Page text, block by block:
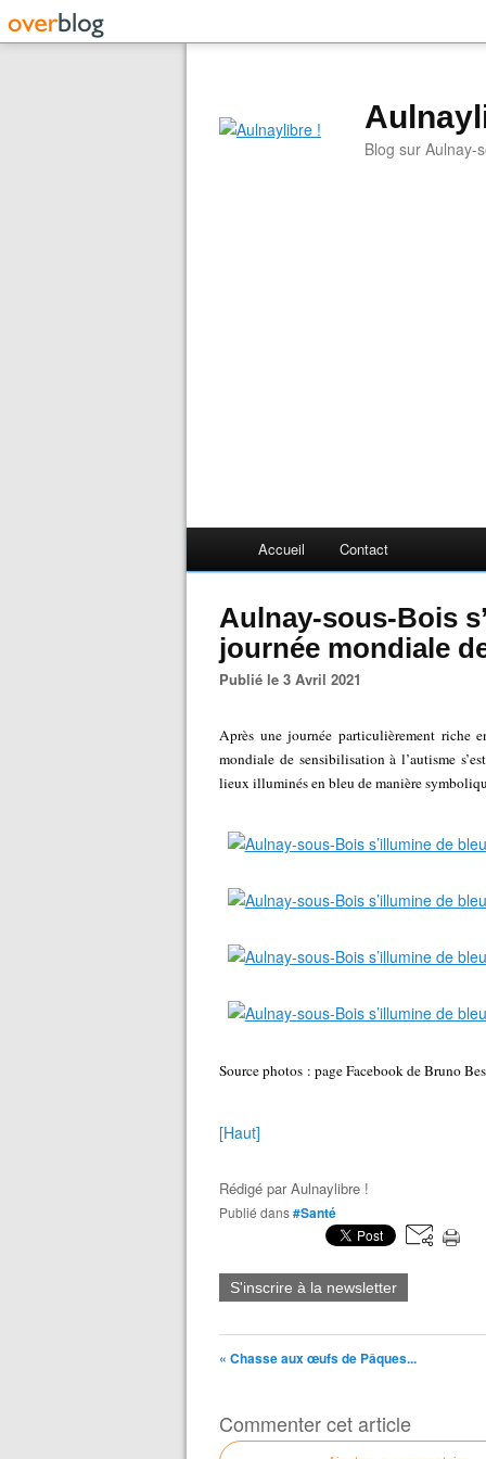
Blog sur Aulnay-
Accueil Contact
Aulnay-sous-Bois
journée mondiale
Publié le 3 Avril 2021
Après une journée particulièrement riche
mondiale de sensibilisation à l’autisme
lieux illuminés en bleu de manière
Source photos : page Facebook de Bruno
[Haut]
Rédigé parAulnaylibre !
Publié dans#Santé
S'inscrire à la newsletter
« Chasse aux œufs de Pâques...
Commenter cet article